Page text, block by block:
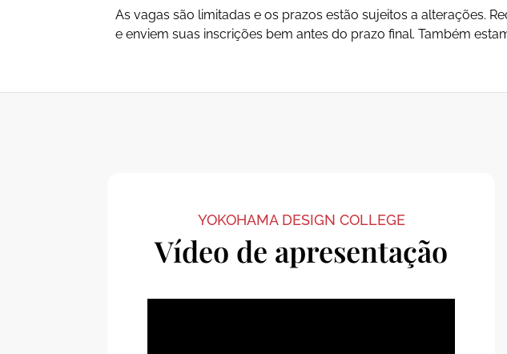
As vagas são limitadas e os prazos estão sujeitos a alterações.
e enviem suas inscrições bem antes do prazo final. Também
YOKOHAMA DESIGN COLLEGE
Vídeo de apresentação